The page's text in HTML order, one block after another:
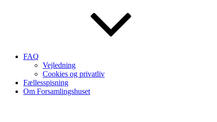
FAQ
Vejledning
Cookies og privatliv
Fællesspisning
Om Forsamlingshuset